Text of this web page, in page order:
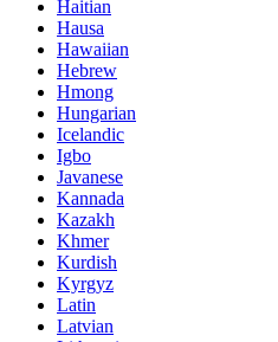
Haitian
Hausa
Hawaiian
Hebrew
Hmong
Hungarian
Icelandic
Igbo
Javanese
Kannada
Kazakh
Khmer
Kurdish
Kyrgyz
Latin
Latvian